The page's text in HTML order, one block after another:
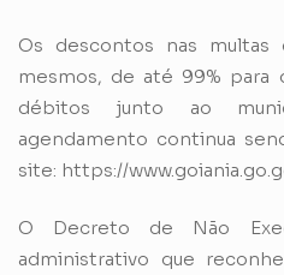
Os descontos nas
mesmos, de até 99%
débitos junto ao
agendamento continua
site: https://
O Decreto de Não
administrativo que